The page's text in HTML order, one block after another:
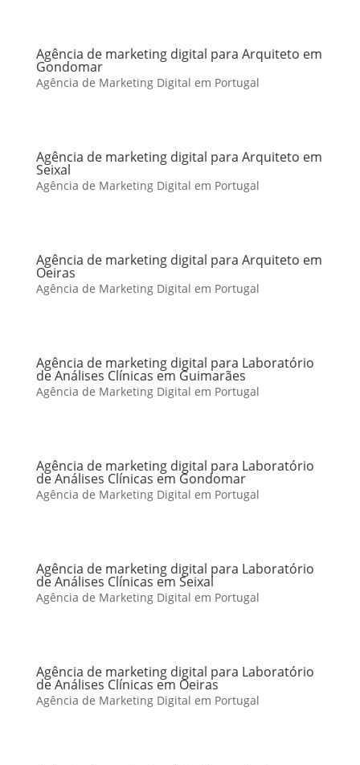
Agência de marketing digital para Arquiteto em
Gondomar
Agência de Marketing Digital em Portugal
Agência de marketing digital para Arquiteto em
Seixal
Agência de Marketing Digital em Portugal
Agência de marketing digital para Arquiteto em
Oeiras
Agência de Marketing Digital em Portugal
Agência de marketing digital para Laboratório
de Análises Clínicas em Guimarães
Agência de Marketing Digital em Portugal
Agência de marketing digital para Laboratório
de Análises Clínicas em Gondomar
Agência de Marketing Digital em Portugal
Agência de marketing digital para Laboratório
de Análises Clínicas em Seixal
Agência de Marketing Digital em Portugal
Agência de marketing digital para Laboratório
de Análises Clínicas em Oeiras
Agência de Marketing Digital em Portugal